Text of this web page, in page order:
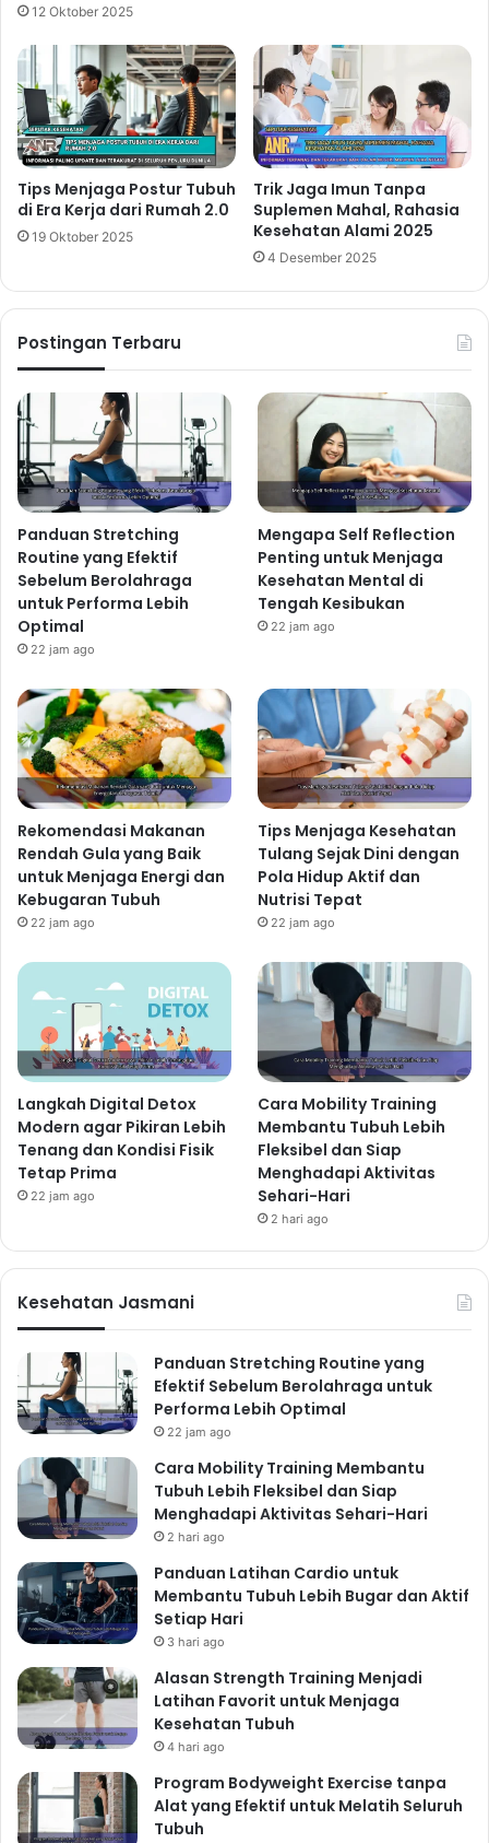
12 Oktober 2025
Tips Menjaga Postur Tubuh
di Era Kerja dari Rumah 2.0
19 Oktober 2025
Trik Jaga Imun Tanpa
Suplemen Mahal, Rahasia
Kesehatan Alami 2025
4 Desember 2025
Postingan Terbaru
Panduan Stretching
Routine yang Efektif
Sebelum Berolahraga
untuk Performa Lebih
Optimal
22 jam ago
Mengapa Self Reflection
Penting untuk Menjaga
Kesehatan Mental di
Tengah Kesibukan
22 jam ago
Rekomendasi Makanan
Rendah Gula yang Baik
untuk Menjaga Energi dan
Kebugaran Tubuh
22 jam ago
Tips Menjaga Kesehatan
Tulang Sejak Dini dengan
Pola Hidup Aktif dan
Nutrisi Tepat
22 jam ago
Langkah Digital Detox
Modern agar Pikiran Lebih
Tenang dan Kondisi Fisik
Tetap Prima
22 jam ago
Cara Mobility Training
Membantu Tubuh Lebih
Fleksibel dan Siap
Menghadapi Aktivitas
Sehari-Hari
2 hari ago
Kesehatan Jasmani
Panduan Stretching Routine yang
Efektif Sebelum Berolahraga untuk
Performa Lebih Optimal
22 jam ago
Cara Mobility Training Membantu
Tubuh Lebih Fleksibel dan Siap
Menghadapi Aktivitas Sehari-Hari
2 hari ago
Panduan Latihan Cardio untuk
Membantu Tubuh Lebih Bugar dan Aktif
Setiap Hari
3 hari ago
Alasan Strength Training Menjadi
Latihan Favorit untuk Menjaga
Kesehatan Tubuh
4 hari ago
Program Bodyweight Exercise tanpa
Alat yang Efektif untuk Melatih Seluruh
Tubuh